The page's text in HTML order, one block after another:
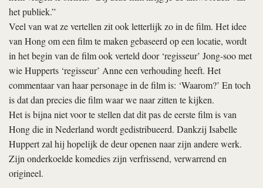
het publiek.”
Veel van wat ze vertellen zit ook letterlijk zo in de film. Het idee
van Hong om een film te maken gebaseerd op een locatie, wordt
in het begin van de film ook verteld door ‘regisseur’ Jong-soo met
wie Hupperts ‘regisseur’ Anne een verhouding heeft. Het
commentaar van haar personage in de film is: ‘Waarom?’ En toch
is dat dan precies die film waar we naar zitten te kijken.
Het is bijna niet voor te stellen dat dit pas de eerste film is van
Hong die in Nederland wordt gedistribueerd. Dankzij Isabelle
Huppert zal hij hopelijk de deur openen naar zijn andere werk.
Zijn onderkoelde komedies zijn verfrissend, verwarrend en
origineel.